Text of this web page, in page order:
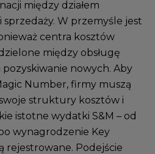
między działem
W przemyśle jest
centra kosztów
między obsługę
nowych. Aby
Number, firmy muszą
struktury kosztów i
istotne wydatki S&M – od
wynagrodzenie Key
rejestrowane. Podejście